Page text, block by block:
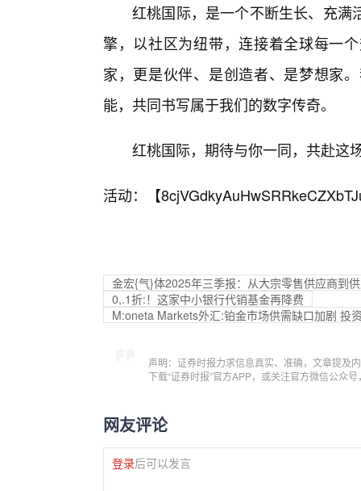
红桃国际，是一个不断生长、充满
擎，以社区为纽带，连接着全球每一
家，更是伙伴、是创造者、是梦想家
能，共同书写属于我们的数字传奇。
红桃国际，期待与你一同，共赴这
活动：【
金宏{气}体2025年三季报：从大宗零售供应商到
0,.1折:！这家中小银行代销基金再降费
M:oneta Markets外汇:铂金市场供需缺口加剧 投
声明：证券时报力求信息真实、准确，文章提及
下载“证券时报”官方APP，或关注官方微信公众
网友评论
登录后可以发言